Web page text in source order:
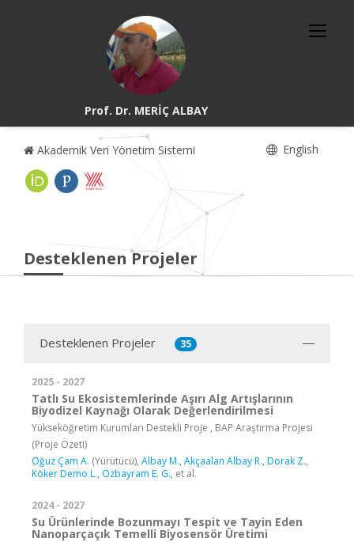
Prof. Dr. MERİÇ ALBAY
Akademik Veri Yönetim Sistemi English
Desteklenen Projeler
Desteklenen Projeler 35
2025 - 2027
Tatlı Su Ekosistemlerinde Aşırı Alg Artışlarının
Biyodizel Kaynağı Olarak Değerlendirilmesi
Yükseköğretim Kurumları Destekli Proje , BAP Araştırma Projesi
(Proje Özeti)
Oğuz Çam A. (Yürütücü), Albay M., Akçaalan Albay R., Dorak Z.,
Köker Demo L., Özbayram E. G., et al.
2024 - 2027
Su Ürünlerinde Bozunmayı Tespit ve Tayin Eden
Nanoparçaçık Temelli Biyosensör Üretimi